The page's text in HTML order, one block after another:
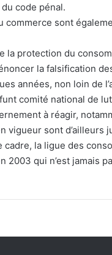
code pénal.
sont
protection du
la falsification
années, non loin de
comité national de
à réagir,
vigueur sont d’ailleurs
la ligue des
2003 qui n’est jamais